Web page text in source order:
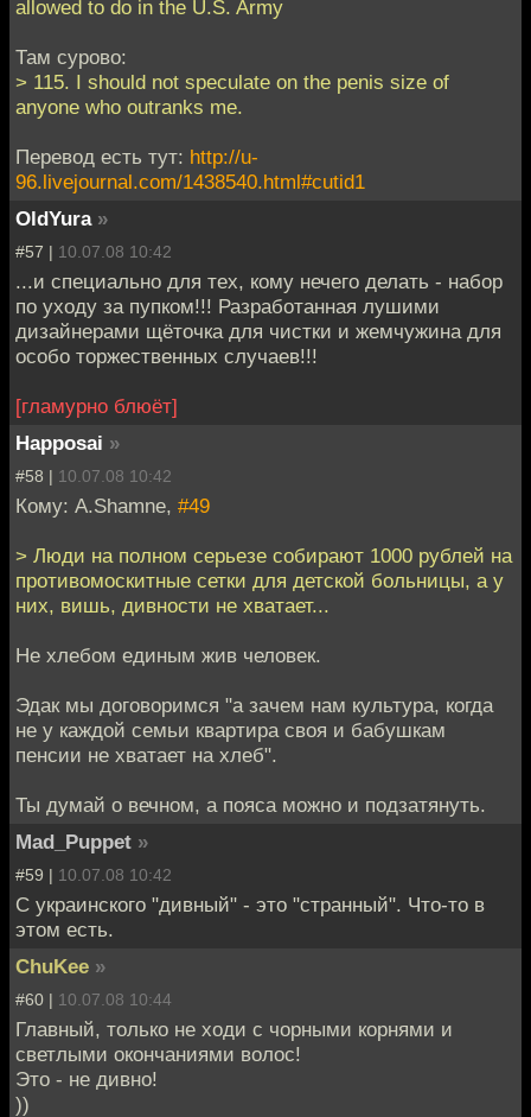
allowed to do in the U.S. Army
Там сурово:
> 115. I should not speculate on the penis size of
anyone who outranks me.
Перевод есть тут: http://u-
96.livejournal.com/1438540.html#cutid1
OldYura »
#57 | 10.07.08 10:42
...и специально для тех, кому нечего делать - набор
по уходу за пупком!!! Разработанная лушими
дизайнерами щёточка для чистки и жемчужина для
особо торжественных случаев!!!
[гламурно блюёт]
Happosai »
#58 | 10.07.08 10:42
Кому: A.Shamne, #49
> Люди на полном серьезе собирают 1000 рублей на
противомоскитные сетки для детской больницы, а у
них, вишь, дивности не хватает...
Не хлебом единым жив человек.
Эдак мы договоримся "а зачем нам культура, когда
не у каждой семьи квартира своя и бабушкам
пенсии не хватает на хлеб".
Ты думай о вечном, а пояса можно и подзатянуть.
Mad_Puppet »
#59 | 10.07.08 10:42
С украинского "дивный" - это "странный". Что-то в
этом есть.
ChuKee »
#60 | 10.07.08 10:44
Главный, только не ходи с чорными корнями и
светлыми окончаниями волос!
Это - не дивно!
))